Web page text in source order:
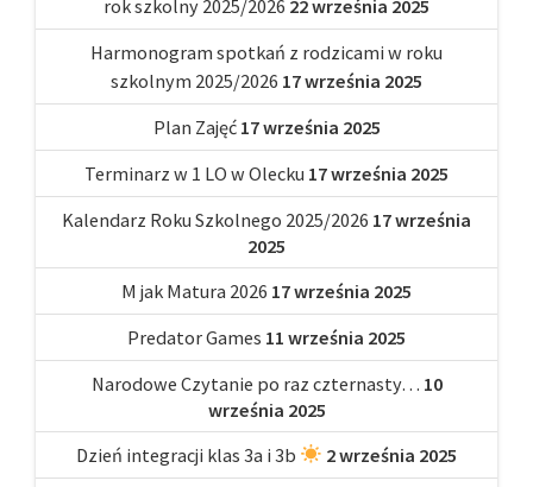
rok szkolny 2025/2026 22 września 2025
Harmonogram spotkań z rodzicami w roku
szkolnym 2025/2026 17 września 2025
Plan Zajęć 17 września 2025
Terminarz w 1 LO w Olecku 17 września 2025
Kalendarz Roku Szkolnego 2025/2026 17 września
2025
M jak Matura 2026 17 września 2025
Predator Games 11 września 2025
Narodowe Czytanie po raz czternasty… 10
września 2025
Dzień integracji klas 3a i 3b
2 września 2025